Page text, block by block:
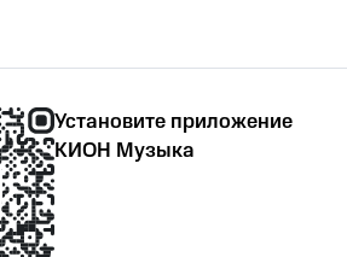
Установите приложение
КИОН Музыка